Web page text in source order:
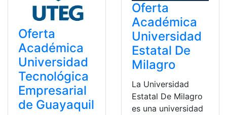
Oferta
Académica
Universidad
Tecnológica
Empresarial
de Guayaquil
Oferta
Académica
Universidad
Estatal De
Milagro
La Universidad
Estatal De Milagro
es una universidad